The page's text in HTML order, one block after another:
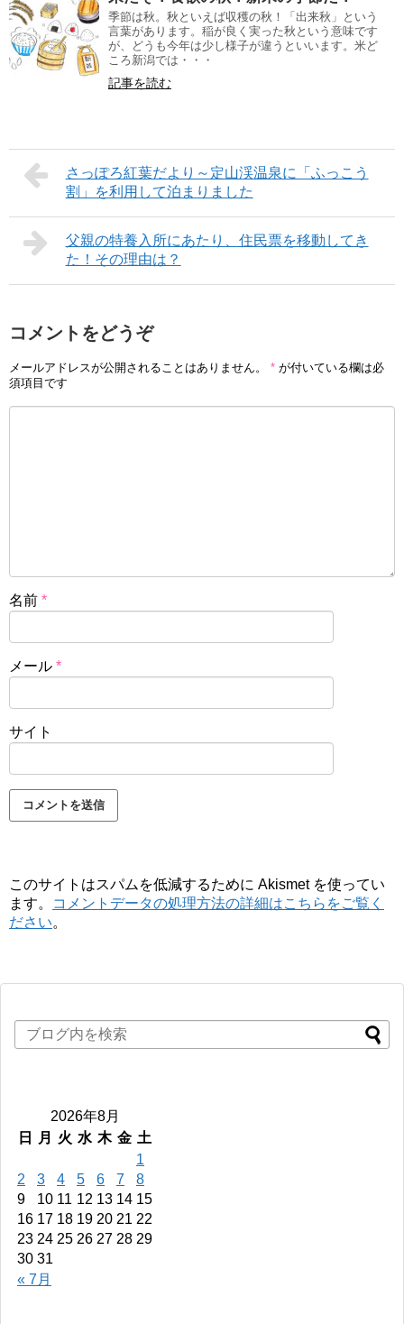
季節は秋。秋といえば収穫の秋！「出来秋」という
言葉があります。稲が良く実った秋という意味です
が、どうも今年は少し様子が違うといいます。米ど
ころ新潟では・・・
記事を読む
さっぽろ紅葉だより～定山渓温泉に「ふっこう
割」を利用して泊まりました
父親の特養入所にあたり、住民票を移動してき
た！その理由は？
コメントをどうぞ
メールアドレスが公開されることはありません。 * が付いている欄は必
須項目です
名前 *
メール *
サイト
このサイトはスパムを低減するために Akismet を使ってい
ます。
コメントデータの処理方法の詳細はこちらをご覧く
ださい。
2026年8月
日
月 火 水 木 金 土
« 7月
1
2
3 4 5 6 7
8
9
10 11 12 13 14 15
16 17 18 19 20 21 22
23 24 25 26 27 28 29
30 31